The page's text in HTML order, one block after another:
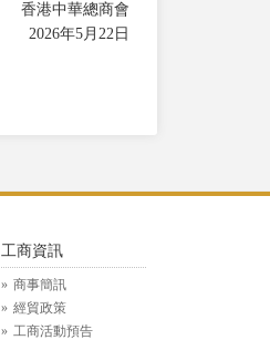
香港中華總商會
2026年5月22日
工商資訊
商事簡訊
經貿政策
工商活動預告